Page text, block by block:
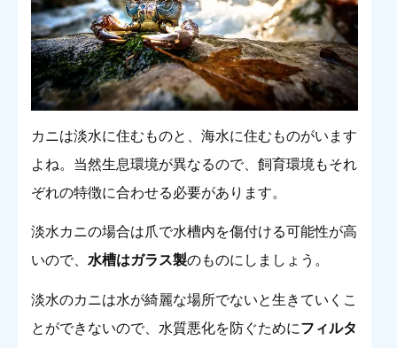
カニは淡水に住むものと、海水に住むものがいます
よね。当然生息環境が異なるので、飼育環境もそれ
ぞれの特徴に合わせる必要があります。
淡水カニの場合は爪で水槽内を傷付ける可能性が高
いので、 水槽はガラス製のものにしましょう。
淡水のカニは水が綺麗な場所でないと生きていくこ
とができないので、水質悪化を防ぐためにフィルタ